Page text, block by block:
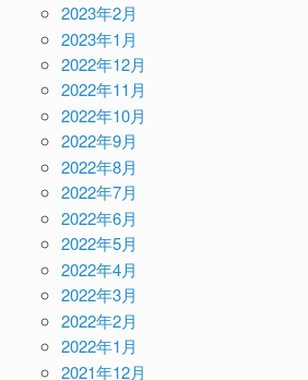
2023年2月
2023年1月
2022年12月
2022年11月
2022年10月
2022年9月
2022年8月
2022年7月
2022年6月
2022年5月
2022年4月
2022年3月
2022年2月
2022年1月
2021年12月